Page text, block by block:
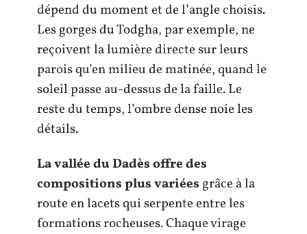
dépend du moment et de l’angle choisis.
Les gorges du Todgha, par exemple, ne
reçoivent la lumière directe sur leurs
parois qu’en milieu de matinée, quand le
soleil passe au-dessus de la faille. Le
reste du temps, l’ombre dense noie les
détails.
La vallée du Dadès offre des
compositions plus variées grâce à la
route en lacets qui serpente entre les
formations rocheuses. Chaque virage